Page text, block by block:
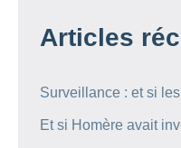
Articles
Surveillance : et si
Et si Homère avait